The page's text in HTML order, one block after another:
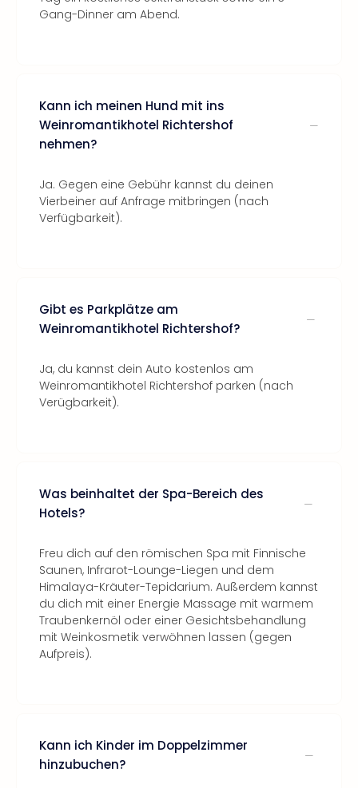
Gang-Dinner am Abend.
Kann ich meinen Hund mit ins
Weinromantikhotel Richtershof
nehmen?
Ja. Gegen eine Gebühr kannst du deinen
Vierbeiner auf Anfrage mitbringen (nach
Verfügbarkeit).
Gibt es Parkplätze am
Weinromantikhotel Richtershof?
Ja, du kannst dein Auto kostenlos am
Weinromantikhotel Richtershof parken (nach
Verügbarkeit).
Was beinhaltet der Spa-Bereich des
Hotels?
Freu dich auf den römischen Spa mit Finnische
Saunen, Infrarot-Lounge-Liegen und dem
Himalaya-Kräuter-Tepidarium. Außerdem kannst
du dich mit einer Energie Massage mit warmem
Traubenkernöl oder einer Gesichtsbehandlung
mit Weinkosmetik verwöhnen lassen (gegen
Aufpreis).
Kann ich Kinder im Doppelzimmer
hinzubuchen?